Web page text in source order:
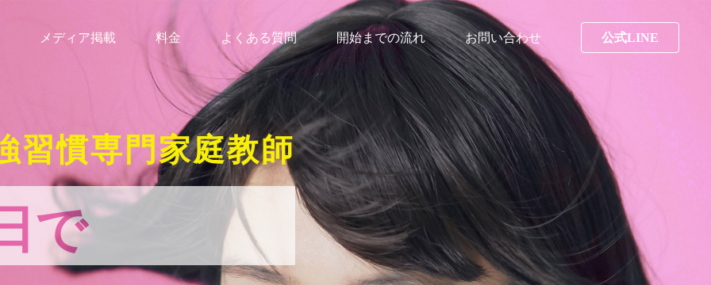
メディア掲載 料金 よくある質問 開始までの流れ お問い合わせ 公式LINE
習慣専門家庭教師
で